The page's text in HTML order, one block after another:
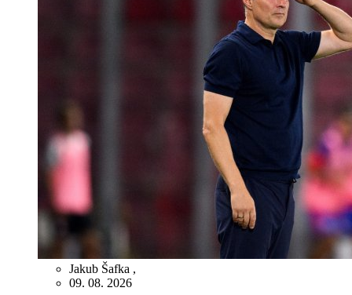
Jakub Šafka ,
09. 08. 2026